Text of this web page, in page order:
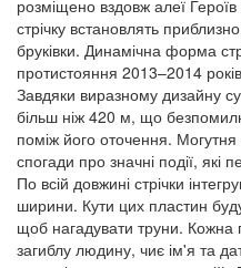
розміщено вздовж алеї
стрічку встановлять
бруківки. Динамічна форма
протистояння 2013–2014
Завдяки виразному дизайну
більш ніж 420 м, що
поміж його оточення. Могутня
спогади про значні події, які
По всій довжині стрічки
ширини. Кути цих пластин
щоб нагадувати труни. Кожна
загиблу людину, чиє ім'я та